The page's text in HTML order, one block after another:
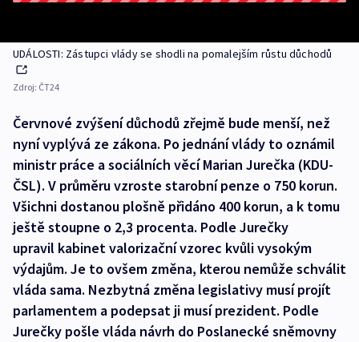
UDÁLOSTI: Zástupci vlády se shodli na pomalejším růstu důchodů
Zdroj: ČT24
Červnové zvýšení důchodů zřejmě bude menší, než
nyní vyplývá ze zákona. Po jednání vlády to oznámil
ministr práce a sociálních věcí Marian Jurečka (KDU-
ČSL). V průměru vzroste starobní penze o 750 korun.
Všichni dostanou plošně přidáno 400 korun, a k tomu
ještě stoupne o 2,3 procenta. Podle Jurečky
upravil kabinet valorizační vzorec kvůli vysokým
výdajům. Je to ovšem změna, kterou nemůže schválit
vláda sama. Nezbytná změna legislativy musí projít
parlamentem a podepsat ji musí prezident. Podle
Jurečky pošle vláda návrh do Poslanecké sněmovny